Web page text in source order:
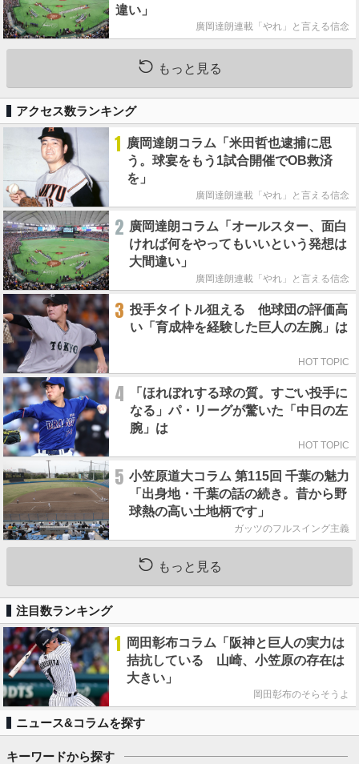
違い」
廣岡達朗連載「やれ」と言える信念
もっと見る
アクセス数ランキング
1 廣岡達朗コラム「米田哲也逮捕に思
う。球宴をもう1試合開催でOB救済
を」
廣岡達朗連載「やれ」と言える信念
2 廣岡達朗コラム「オールスター、面白
ければ何をやってもいいという発想は
大間違い」
廣岡達朗連載「やれ」と言える信念
3 投手タイトル狙える 他球団の評価高
い「育成枠を経験した巨人の左腕」は
HOT TOPIC
4
「ほれぼれする球の質。すごい投手に
なる」パ・リーグが驚いた「中日の左
腕」は
HOT TOPIC
5 小笠原道大コラム 第115回 千葉の魅力
「出身地・千葉の話の続き。昔から野
球熱の高い土地柄です」
ガッツのフルスイング主義
もっと見る
注目数ランキング
1
岡田彰布コラム「阪神と巨人の実力は
拮抗している 山崎、小笠原の存在は
大きい」
岡田彰布のそらそうよ
ニュース&コラムを探す
キーワードから探す